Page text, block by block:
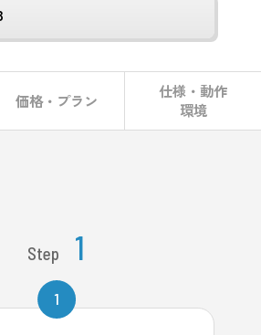
価格・プラン
仕様・動作
環境
Step 1
1